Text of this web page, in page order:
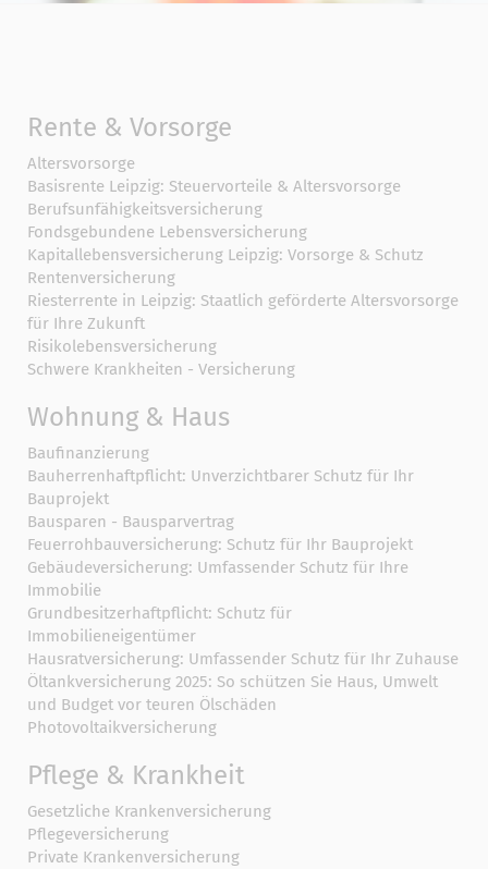
Rente & Vorsorge
Altersvorsorge
Basisrente Leipzig: Steuervorteile & Altersvorsorge
Berufs­unfähigkeitsversicherung
Fondsgebundene Lebensversicherung
Kapitallebensversicherung Leipzig: Vorsorge & Schutz
Rentenversicherung
Riesterrente in Leipzig: Staatlich geförderte Altersvorsorge
für Ihre Zukunft
Risikolebensversicherung
Schwere Krankheiten - Versicherung
Wohnung & Haus
Baufinanzierung
Bauherrenhaftpflicht: Unverzichtbarer Schutz für Ihr
Bauprojekt
Bausparen - Bausparvertrag
Feuerrohbauversicherung: Schutz für Ihr Bauprojekt
Gebäudeversicherung: Umfassender Schutz für Ihre
Immobilie
Grundbesitzerhaftpflicht: Schutz für
Immobilieneigentümer
Hausratversicherung: Umfassender Schutz für Ihr Zuhause
Öltankversicherung 2025: So schützen Sie Haus, Umwelt
und Budget vor teuren Ölschäden
Photovoltaikversicherung
Pflege & Krankheit
Gesetzliche Krankenversicherung
Pflegeversicherung
Private Krankenversicherung